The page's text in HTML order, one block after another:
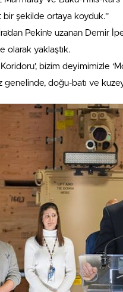
bir şekilde ortaya koyduk.”
Pekin’e uzanan Demir
olarak yaklaştık.
bizim deyimimizle
doğu-batı ve